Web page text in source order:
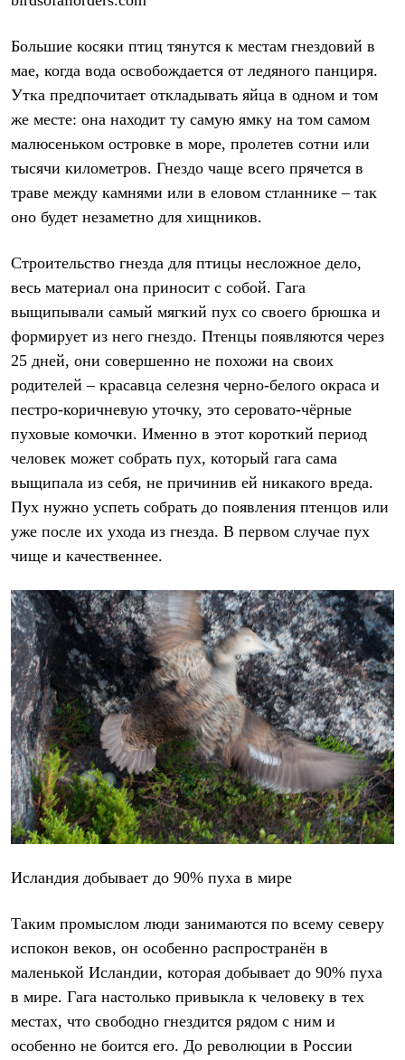
PEAK
TREK
CITY
BASK juno
Дневник капитана
Каталог дилеров
Компания
История
Отцы основатели
Контроль качества
Технологии
Команда Баск
Сотрудничество
Дилерам
Стать дилером
Корпоративным клиентам
Услуги
Где купить
Большие косяки птиц тянутся к местам гнездовий в
мае, когда вода освобождается от ледяного панциря.
Утка предпочитает откладывать яйца в одном и том
же месте: она находит ту самую ямку на том самом
малюсеньком островке в море, пролетев сотни или
тысячи километров. Гнездо чаще всего прячется в
траве между камнями или в еловом стланнике – так
оно будет незаметно для хищников.
Строительство гнезда для птицы несложное дело,
весь материал она приносит с собой. Гага
выщипывали самый мягкий пух со своего брюшка и
формирует из него гнездо. Птенцы появляются через
25 дней, они совершенно не похожи на своих
родителей – красавца селезня черно-белого окраса и
пестро-коричневую уточку, это серовато-чёрные
пуховые комочки. Именно в этот короткий период
человек может собрать пух, который гага сама
выщипала из себя, не причинив ей никакого вреда.
Пух нужно успеть собрать до появления птенцов или
уже после их ухода из гнезда. В первом случае пух
чище и качественнее.
Исландия добывает до 90% пуха в мире
Таким промыслом люди занимаются по всему северу
испокон веков, он особенно распространён в
маленькой Исландии, которая добывает до 90% пуха
в мире. Гага настолько привыкла к человеку в тех
местах, что свободно гнездится рядом с ним и
особенно не боится его. До революции в России